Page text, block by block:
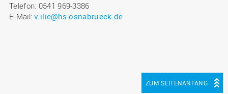
Telefon: 0541 969-3386
E-Mail:v.ilie@hs-osnabrueck.de
ZUM SEITENANFANG